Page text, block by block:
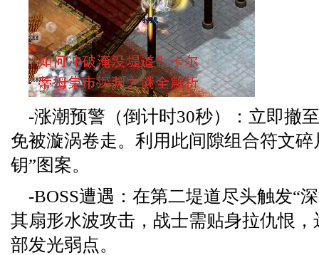
-涨潮预警（倒计时30秒）：立即撤
免被漩涡卷走。利用此间隙组合符文碎
钥”图案。
-BOSS遭遇：在第二堤道尽头触发“
其扇形水波攻击，战士需贴身拉仇恨
部发光弱点。